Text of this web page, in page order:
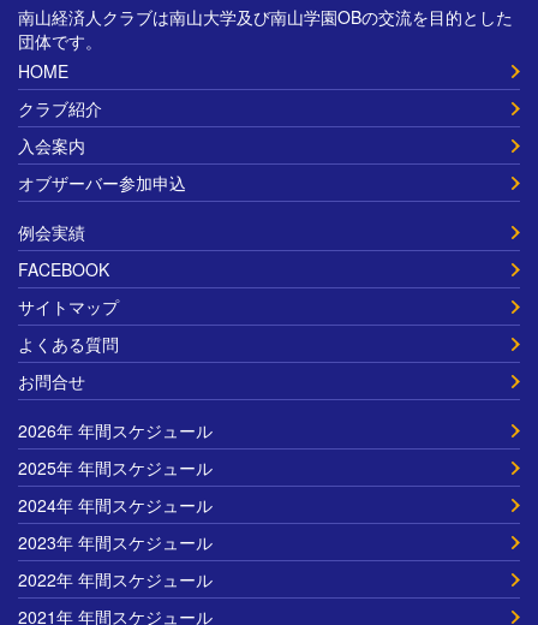
南山経済人クラブは南山大学及び南山学園OBの交流を目的とした
団体です。
HOME
クラブ紹介
入会案内
オブザーバー参加申込
例会実績
FACEBOOK
サイトマップ
よくある質問
お問合せ
2026年 年間スケジュール
2025年 年間スケジュール
2024年 年間スケジュール
2023年 年間スケジュール
2022年 年間スケジュール
2021年 年間スケジュール